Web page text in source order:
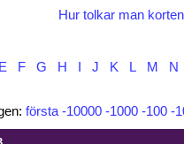
Hur tolkar man
E F G H J K L M N
första -10000 -1000 -100 -